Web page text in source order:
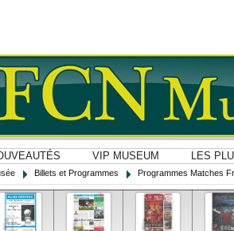
VIP MUSEUM LES
Billets et Programmes Programmes Matches